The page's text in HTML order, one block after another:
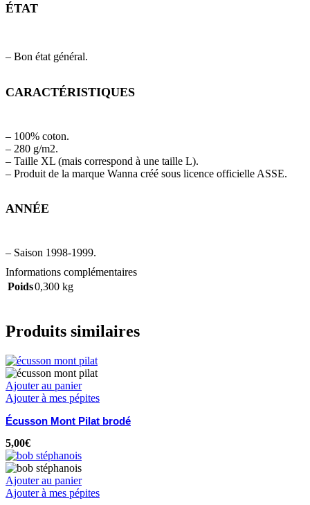
ÉTAT
– Bon état général.
CARACTÉRISTIQUES
– 100% coton.
– 280 g/m2.
– Taille XL (mais correspond à une taille L).
– Produit de la marque Wanna créé sous licence officielle ASSE.
ANNÉE
– Saison 1998-1999.
Informations complémentaires
Poids0,300 kg
Produits similaires
Ajouter au panier
Ajouter à mes pépites
Écusson Mont Pilat brodé
5,00€
Ajouter au panier
Ajouter à mes pépites